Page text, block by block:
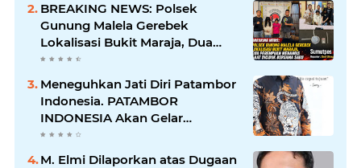
BREAKING NEWS: Polsek
Gunung Malela Gerebek
Lokalisasi Bukit Maraja, Dua
Perempuan Menangis Saat
Diciduk Bersama Sabu
Meneguhkan Jati Diri Patambor
Indonesia. PATAMBOR
INDONESIA Akan Gelar
RAKERNAS II Di Jakarta.
M. Elmi Dilaporkan atas Dugaan